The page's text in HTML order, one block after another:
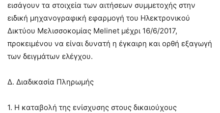
εισάγουν τα στοιχεία των αιτήσεων συµµετοχής στην
ειδική µηχανογραφική εφαρµογή του Ηλεκτρονικού
∆ικτύου Μελισσοκοµίας Melinet µέχρι 16/6/2017,
προκειµένου να είναι δυνατή η έγκαιρη και ορθή εξαγωγή
των δειγµάτων ελέγχου.
Δ. Διαδικασία Πληρωµής
1. Η καταβολή της ενίσχυσης στους δικαιούχους